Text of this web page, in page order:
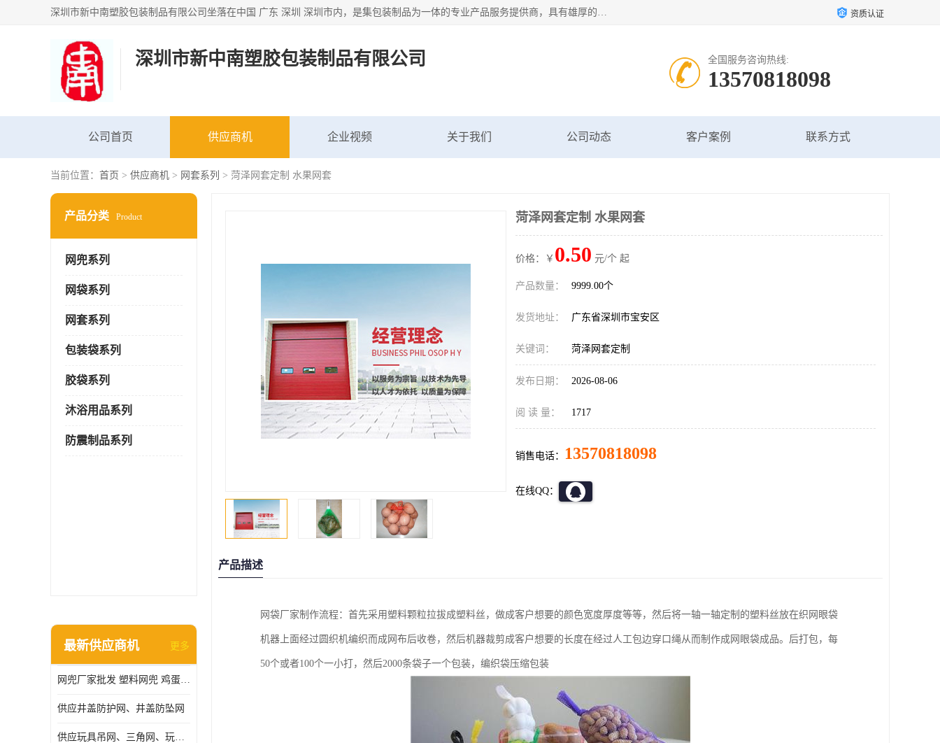
深圳市新中南塑胶包装制品有限公司坐落在中国 广东 深圳 深圳市内，是集包装制品为一体的专业产品服务提供商，具有雄厚的科研实力、技术实力和经济实力。主营网袋、网兜、网眼袋、网格袋、鱼丝网、尼龙网袋、网扣、网套等产品,大量批发,价格实惠。欢迎广大新老客户来电咨询价格、加盟、招商等服务。 资质认证
深圳市新中南塑胶包装制品有限公司 全国服务咨询热线:
13570818098
公司首页 供应商机 企业视频 关于我们 公司动态 客户案例 联系方式
当前位置： 首页 > 供应商机 > 网套系列 > 菏泽网套定制 水果网套
产品分类 Product
网兜系列
网袋系列
网套系列
包装袋系列
胶袋系列
沐浴用品系列
防震制品系列
最新供应商机 更多
网兜厂家批发 塑料网兜 鸡蛋网兜
供应井盖防护网、井盖防坠网
供应玩具吊网、三角网、玩具吊床
菏泽网套定制 水果网套
价格：￥ 0.50 元/个 起
产品数量： 9999.00个
发货地址： 广东省深圳市宝安区
关键词： 菏泽网套定制
发布日期： 2026-08-06
阅 读 量： 1717
销售电话： 13570818098
在线QQ：
产品描述
网袋厂家制作流程：首先采用塑料颗粒拉拔成塑料丝，做成客户想要的颜色宽度厚度等等，然后将一轴一轴定制的塑料丝放在织网眼袋
机器上面经过圆织机编织而成网布后收卷，然后机器裁剪成客户想要的长度在经过人工包边穿口绳从而制作成网眼袋成品。后打包，每
50个或者100个一小打，然后2000条袋子一个包装，编织袋压缩包装